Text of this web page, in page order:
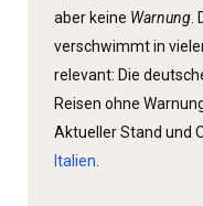
aber keine Warnung.
verschwimmt in
relevant: Die
Reisen ohne
Aktueller Stand und
Italien.